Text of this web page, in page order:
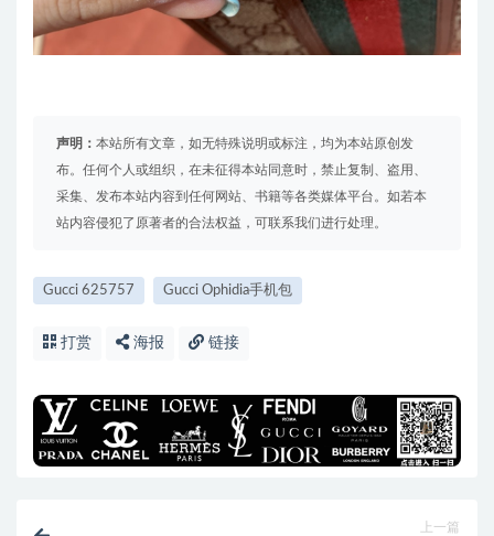
声明： 本站所有文章，如无特殊说明或标注，均为本站原创发
布。任何个人或组织，在未征得本站同意时，禁止复制、盗用、
采集、发布本站内容到任何网站、书籍等各类媒体平台。如若本
站内容侵犯了原著者的合法权益，可联系我们进行处理。
Gucci 625757 Gucci Ophidia手机包
打赏 海报 链接
上一篇